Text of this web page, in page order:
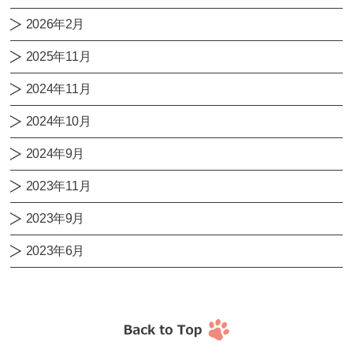
2026年2月
2025年11月
2024年11月
2024年10月
2024年9月
2023年11月
2023年9月
2023年6月